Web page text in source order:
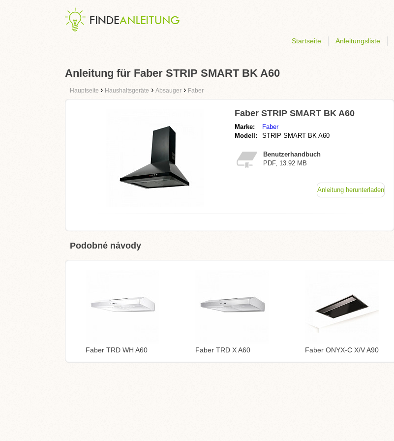
Startseite Anleitungsliste
Anleitung für Faber STRIP SMART BK A60
Hauptseite › Haushaltsgeräte › Absauger › Faber
Faber STRIP SMART BK A60
Marke:
Faber
Modell:
STRIP SMART BK A60
Benutzerhandbuch
PDF, 13.92 MB
Anleitung herunterladen
Podobné návody
Faber TRD WH A60 Faber TRD X A60 Faber ONYX-C X/V A90